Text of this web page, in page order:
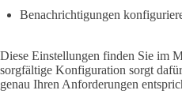
Benachrichtigungen
Diese Einstellungen finden Sie im
sorgfältige Konfiguration sorgt
genau Ihren Anforderungen